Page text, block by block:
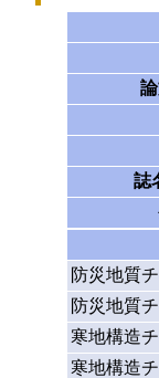
誌
防災地質
防災地質
寒地構造
寒地構造